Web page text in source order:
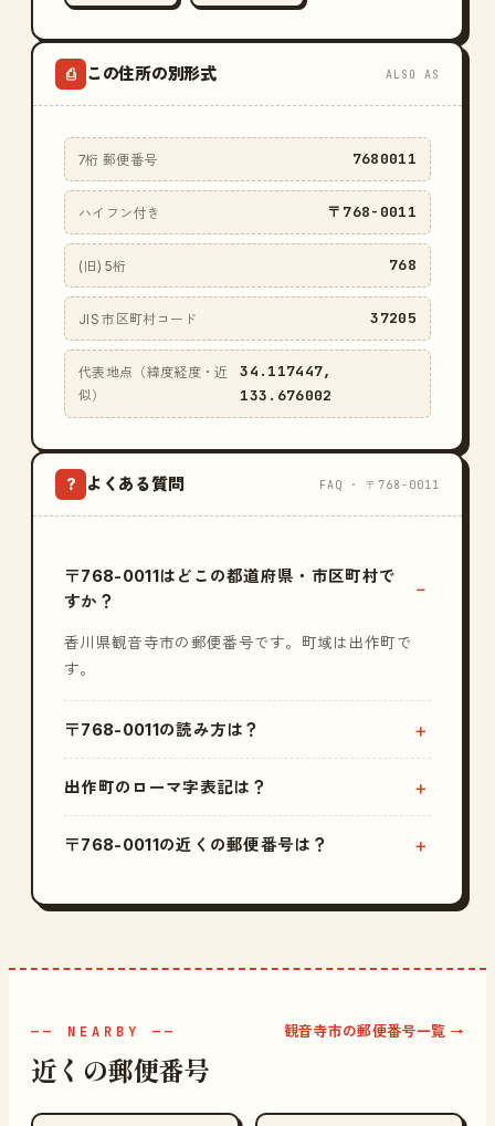
⎙ この住所の別形式 ALSO AS
7桁 郵便番号 7680011
ハイフン付き 〒768-0011
(旧) 5桁 768
JIS 市区町村コード 37205
代表地点（緯度経度・近
似）
34.117447,
133.676002
? よくある質問 FAQ · 〒768-0011
〒768-0011はどこの都道府県・市区町村で
すか？
香川県観音寺市の郵便番号です。町域は出作町で
す。
〒768-0011の読み方は？
出作町のローマ字表記は？
〒768-0011の近くの郵便番号は？
—— NEARBY ——
近くの郵便番号
観音寺市の郵便番号一覧 →